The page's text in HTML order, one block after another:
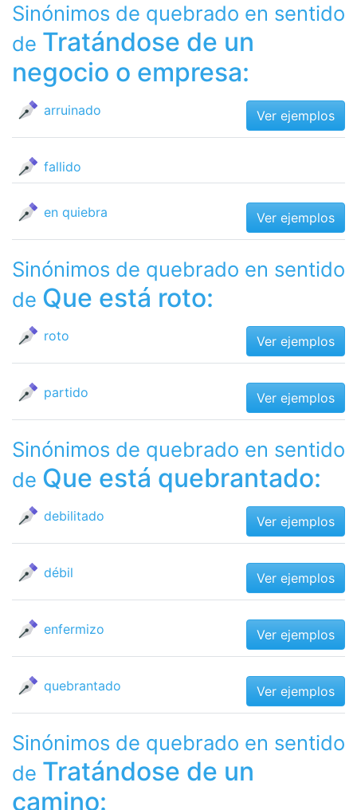
Sinónimos de quebrado en sentido
de Tratándose de un
negocio o empresa:
arruinado Ver ejemplos
fallido
en quiebra Ver ejemplos
Sinónimos de quebrado en sentido
de Que está roto:
roto Ver ejemplos
partido Ver ejemplos
Sinónimos de quebrado en sentido
de Que está quebrantado:
debilitado Ver ejemplos
débil Ver ejemplos
enfermizo Ver ejemplos
quebrantado Ver ejemplos
Sinónimos de quebrado en sentido
de Tratándose de un
camino: